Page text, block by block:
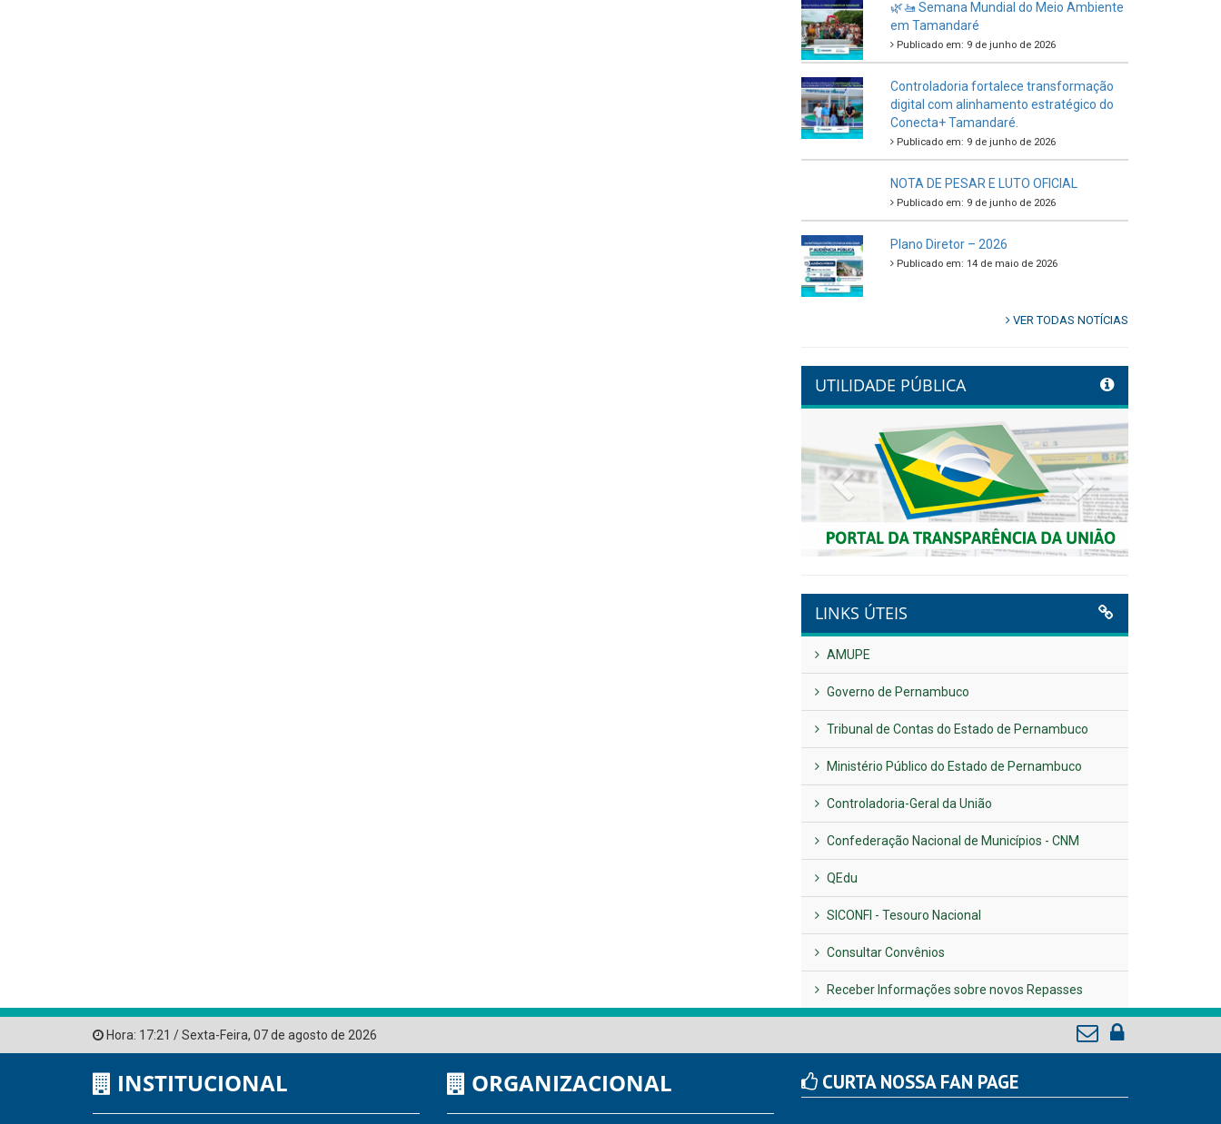
🌿🚤 Semana Mundial do Meio Ambiente
em Tamandaré
Publicado em: 9 de junho de 2026
Controladoria fortalece transformação
digital com alinhamento estratégico do
Conecta+ Tamandaré.
Publicado em: 9 de junho de 2026
NOTA DE PESAR E LUTO OFICIAL
Publicado em: 9 de junho de 2026
Plano Diretor – 2026
Publicado em: 14 de maio de 2026
VER TODAS NOTÍCIAS
UTILIDADE PÚBLICA
Previous Next
LINKS ÚTEIS
AMUPE
Governo de Pernambuco
Tribunal de Contas do Estado de Pernambuco
Ministério Público do Estado de Pernambuco
Controladoria-Geral da União
Confederação Nacional de Municípios - CNM
QEdu
SICONFI - Tesouro Nacional
Consultar Convênios
Receber Informações sobre novos Repasses
Hora: 17:21 /Sexta-Feira, 07 de agosto de 2026
INSTITUCIONAL ORGANIZACIONAL CURTA NOSSA FAN PAGE